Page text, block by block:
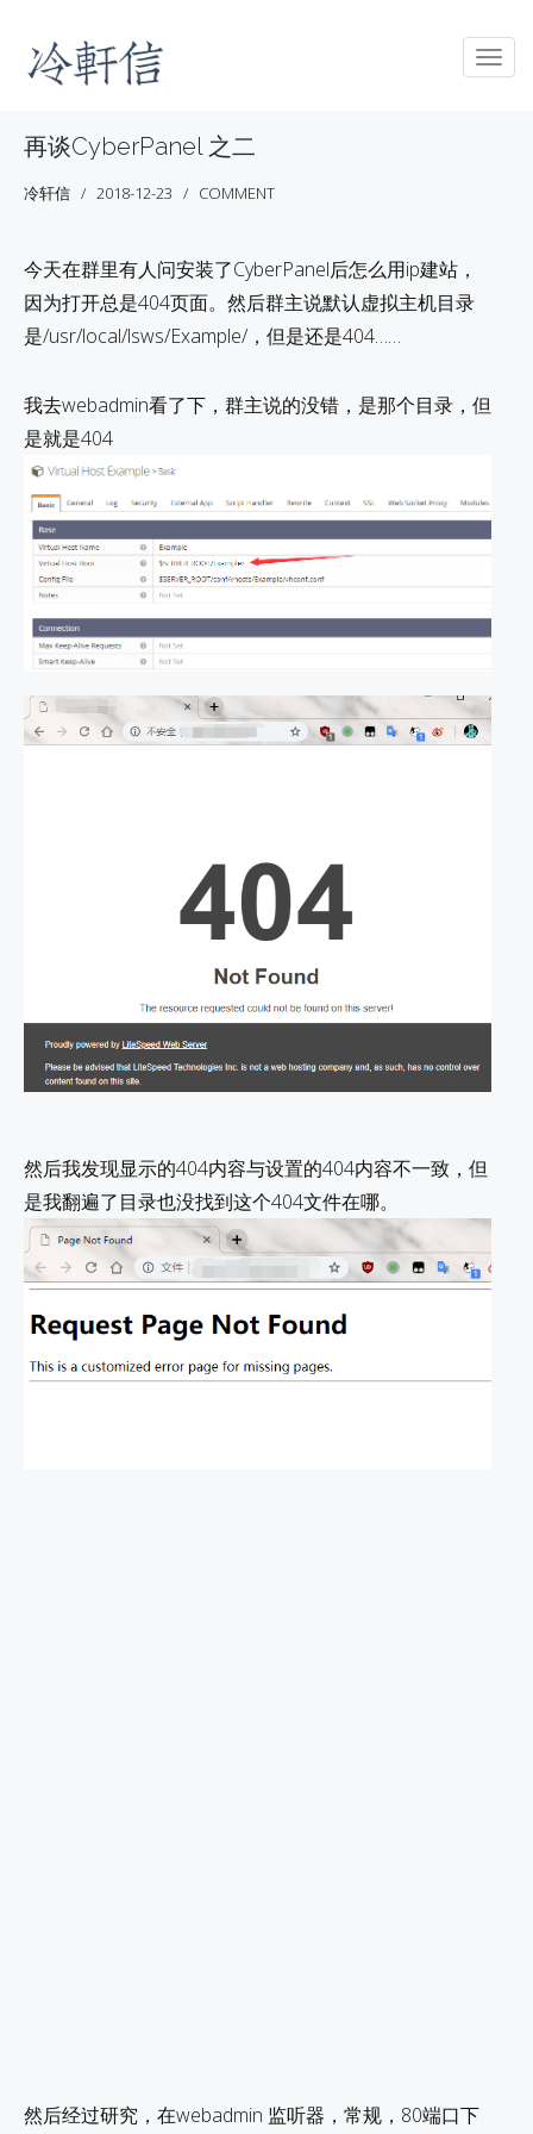
再谈CyberPanel 之二
冷轩信 2018-12-23 COMMENT
今天在群里有人问安装了CyberPanel后怎么用ip建站，
因为打开总是404页面。然后群主说默认虚拟主机目录
是/usr/local/lsws/Example/，但是还是404……
我去webadmin看了下，群主说的没错，是那个目录，但
是就是404
然后我发现显示的404内容与设置的404内容不一致，但
是我翻遍了目录也没找到这个404文件在哪。
然后经过研究，在webadmin 监听器，常规，80端口下